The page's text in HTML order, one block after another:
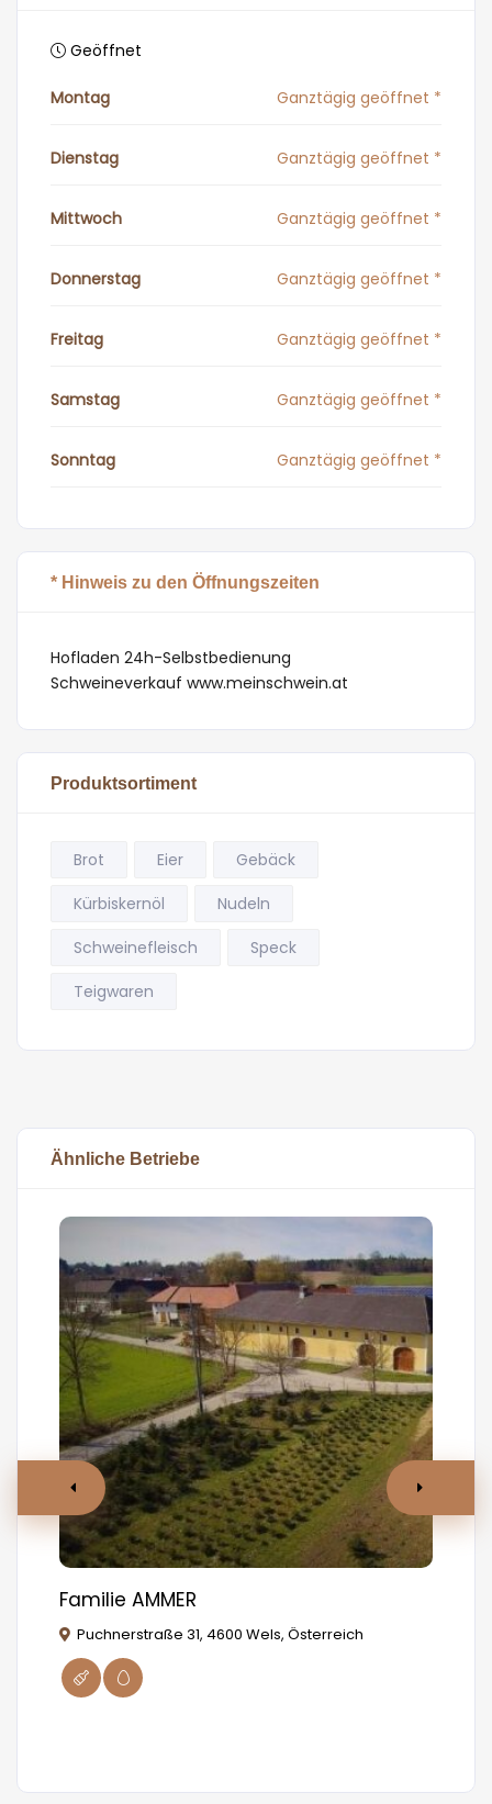
Geöffnet
Montag Ganztägig geöffnet *
Dienstag Ganztägig geöffnet *
Mittwoch Ganztägig geöffnet *
Donnerstag Ganztägig geöffnet *
Freitag Ganztägig geöffnet *
Samstag Ganztägig geöffnet *
Sonntag Ganztägig geöffnet *
* Hinweis zu den Öffnungszeiten
Hofladen 24h-Selbstbedienung
Schweineverkauf www.meinschwein.at
Produktsortiment
Brot Eier
Gebäck
Kürbiskernöl
Nudeln
Schweinefleisch
Speck
Teigwaren
Ähnliche Betriebe
Familie AMMER
Puchnerstraße 31, 4600 Wels, Österreich